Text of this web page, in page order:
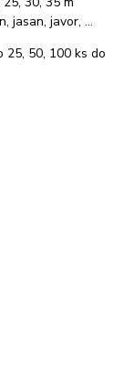
javor, ...
25, 50, 100 ks do